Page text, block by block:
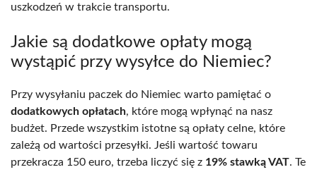
uszkodzeń w trakcie transportu.
Jakie są dodatkowe opłaty mogą
wystąpić przy wysyłce do Niemiec?
Przy wysyłaniu paczek do Niemiec warto pamiętać o
dodatkowych opłatach, które mogą wpłynąć na nasz
budżet. Przede wszystkim istotne są opłaty celne, które
zależą od wartości przesyłki. Jeśli wartość towaru
przekracza 150 euro, trzeba liczyć się z 19% stawką VAT. Te